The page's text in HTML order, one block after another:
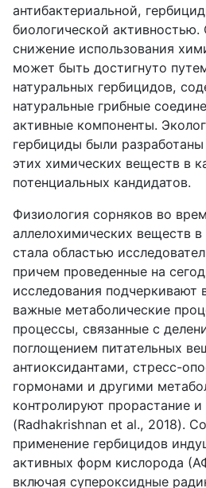
антибактериальной,
биологической активностью.
снижение использования
может быть достигнуто
натуральных гербицидов,
натуральные грибные
активные компоненты.
гербициды были
этих химических веществ в
потенциальных кандидатов.
Физиология сорняков во
аллелохимических веществ
стала областью
причем проведенные на
исследования подчеркивают
важные метаболические
процессы, связанные с
поглощением питательных
антиоксидантами, стресс-
гормонами и другими
контролируют прорастание
(Radhakrishnan et al., 2018).
применение гербицидов
активных форм кислорода
включая супероксидные